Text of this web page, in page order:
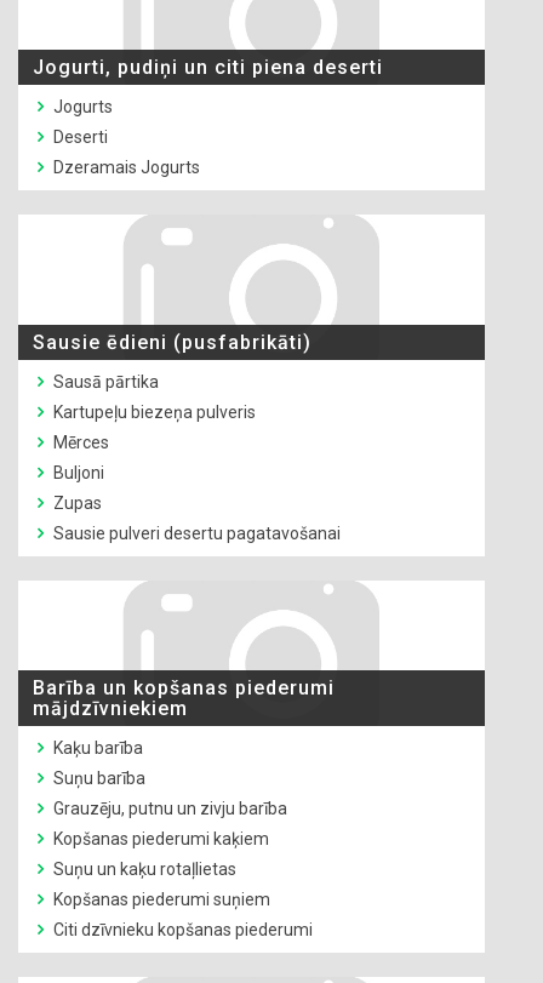
Jogurti, pudiņi un citi piena deserti
Jogurts
Deserti
Dzeramais Jogurts
Sausie ēdieni (pusfabrikāti)
Sausā pārtika
Kartupeļu biezeņa pulveris
Mērces
Buljoni
Zupas
Sausie pulveri desertu pagatavošanai
Barība un kopšanas piederumi
mājdzīvniekiem
Kaķu barība
Suņu barība
Grauzēju, putnu un zivju barība
Kopšanas piederumi kaķiem
Suņu un kaķu rotaļlietas
Kopšanas piederumi suņiem
Citi dzīvnieku kopšanas piederumi